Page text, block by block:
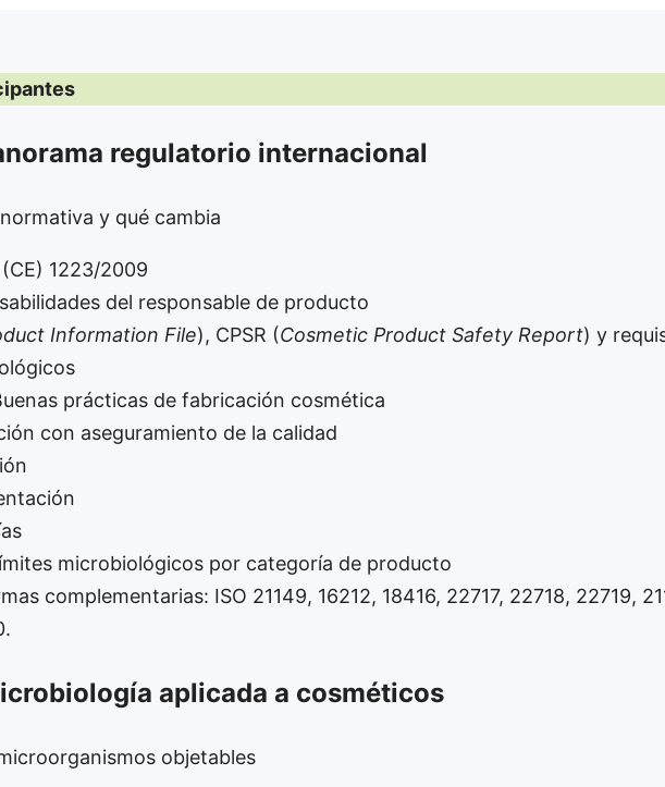
regulatorio internacional
y qué cambia
1223/2009
del responsable de producto
Information File), CPSR (Cosmetic Product Safety Report) y
prácticas de fabricación cosmética
con aseguramiento de la calidad
microbiológicos por categoría de producto
complementarias: ISO 21149, 16212, 18416, 22717, 22718, 22719,
aplicada a cosméticos
objetables